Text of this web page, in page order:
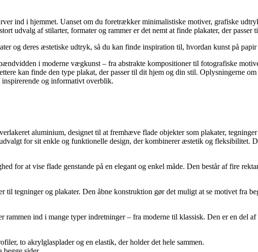
ind i hjemmet. Uanset om du foretrækker minimalistiske motiver, grafiske
udvalg af stilarter, formater og rammer er det nemt at finde plakater, der passer
og deres æstetiske udtryk, så du kan finde inspiration til, hvordan kunst på
i moderne vægkunst – fra abstrakte kompositioner til fotografiske
kan finde den type plakat, der passer til dit hjem og din stil. Oplysningerne
og informativt overblik.
aluminium, designet til at fremhæve flade objekter som plakater, tegninger
for sit enkle og funktionelle design, der kombinerer æstetik og fleksibilitet.
for at vise flade genstande på en elegant og enkel måde. Den består af fire
til tegninger og plakater. Den åbne konstruktion gør det muligt at se motivet fra
rammen ind i mange typer indretninger – fra moderne til klassisk. Den er en del
to akrylglasplader og en elastik, der holder det hele sammen.